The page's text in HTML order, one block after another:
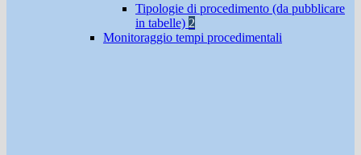
Tipologie di procedimento (da pubblicare
in tabelle) 2
Monitoraggio tempi procedimentali